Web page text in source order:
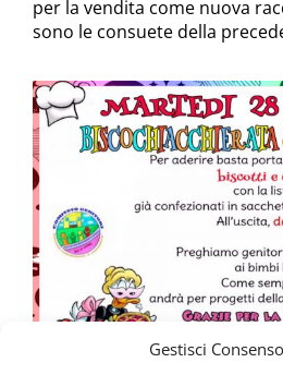
Gestisci
per la vendita come nuova
sono le consuete della